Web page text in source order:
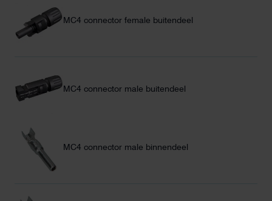
MC4 connector female buitendeel
MC4 connector male buitendeel
MC4 connector male binnendeel